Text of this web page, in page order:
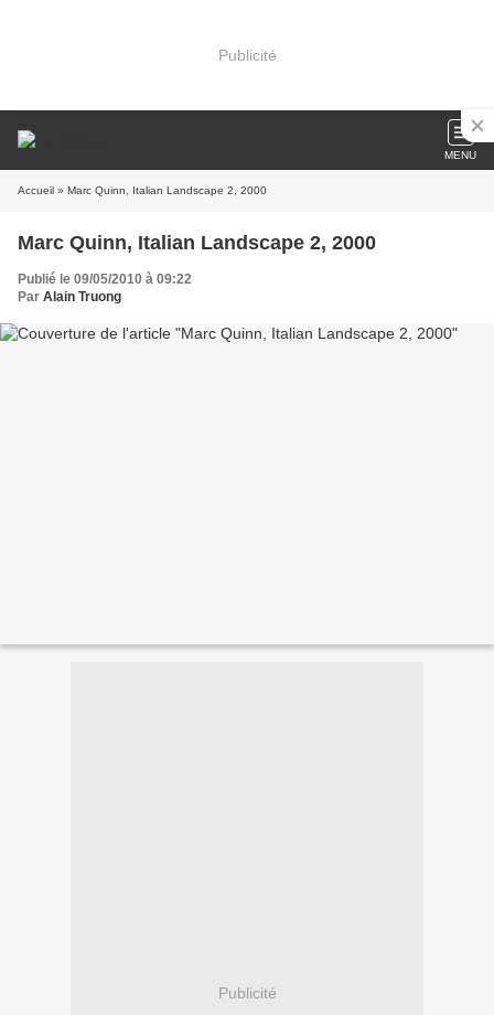
Publicité
MENU
Accueil » Marc Quinn, Italian Landscape 2, 2000
Marc Quinn, Italian Landscape 2, 2000
Publié le 09/05/2010 à 09:22
Par Alain Truong
Publicité